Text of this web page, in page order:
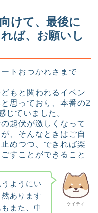
けて、最後に
ば、お願いし
トおつかれさまで
もと関われるイベン
思っており、本番の2
じていました。
起伏が激しくなって
、そんなときはご自
めつつ、できれば楽
すことができること
ケイティ
ようにい
あります
また、中